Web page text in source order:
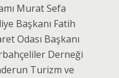
Murat Sefa
Başkanı Fatih
Odası Başkanı
Derneği
Turizm ve